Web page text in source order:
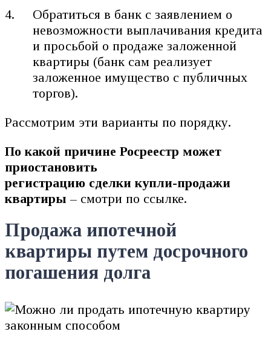
Обратиться в банк с заявлением о
невозможности выплачивания кредита
и просьбой о продаже заложенной
квартиры (банк сам реализует
заложенное имущество с публичных
торгов).
Рассмотрим эти варианты по порядку.
По какой причине Росреестр может
приостановить
регистрацию сделки купли-продажи
квартиры – смотри по ссылке.
Продажа ипотечной
квартиры путем досрочного
погашения долга